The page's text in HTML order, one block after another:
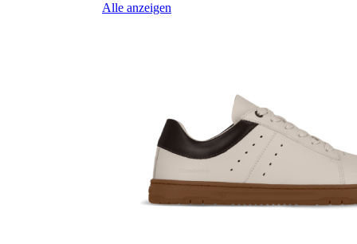
Alle anzeigen